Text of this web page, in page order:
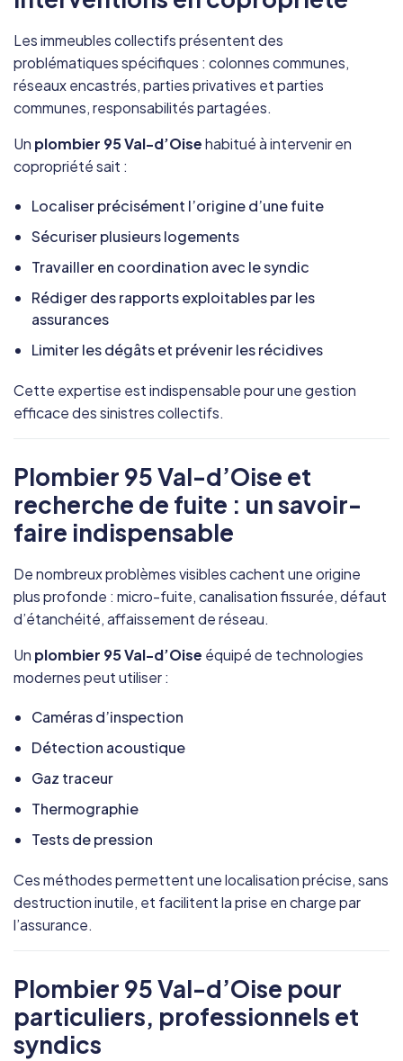
Les immeubles collectifs présentent des
problématiques spécifiques : colonnes communes,
réseaux encastrés, parties privatives et parties
communes, responsabilités partagées.
Un plombier 95 Val-d’Oisehabitué à intervenir en
copropriété sait :
Localiser précisément l’origine d’une fuite
Sécuriser plusieurs logements
Travailler en coordination avec le syndic
Rédiger des rapports exploitables par les
assurances
Limiter les dégâts et prévenir les récidives
Cette expertise est indispensable pour une gestion
efficace des sinistres collectifs.
Plombier 95 Val-d’Oise et
recherche de fuite : un savoir-
faire indispensable
De nombreux problèmes visibles cachent une origine
plus profonde : micro-fuite, canalisation fissurée, défaut
d’étanchéité, affaissement de réseau.
Un plombier 95 Val-d’Oise équipé de technologies
modernes peut utiliser :
Caméras d’inspection
Détection acoustique
Gaz traceur
Thermographie
Tests de pression
Ces méthodes permettent une localisation précise, sans
destruction inutile, et facilitent la prise en charge par
l’assurance.
Plombier 95 Val-d’Oise pour
particuliers, professionnels et
syndics